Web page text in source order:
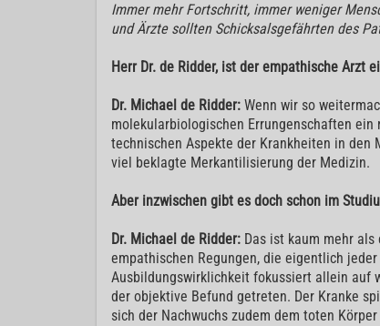
Immer mehr Fortschritt, immer weniger
und Ärzte sollten Schicksalsgefährten des
Herr Dr. de Ridder, ist der empathische Arzt
Dr. Michael de Ridder: Wenn wir so
molekularbiologischen Errungenschaften
technischen Aspekte der Krankheiten in
viel beklagte Merkantilisierung der Medizin.
Aber inzwischen gibt es doch schon im
Dr. Michael de Ridder: Das ist kaum mehr
empathischen Regungen, die eigentlich
Ausbildungswirklichkeit fokussiert allein auf
der objektive Befund getreten. Der Kranke
sich der Nachwuchs zudem dem toten